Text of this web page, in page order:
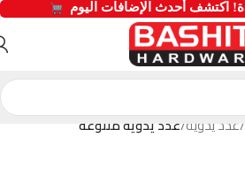
عدد يدوية عدد يدوية متنوعة